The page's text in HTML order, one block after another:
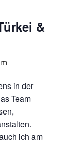
&
in der
Team
ich am